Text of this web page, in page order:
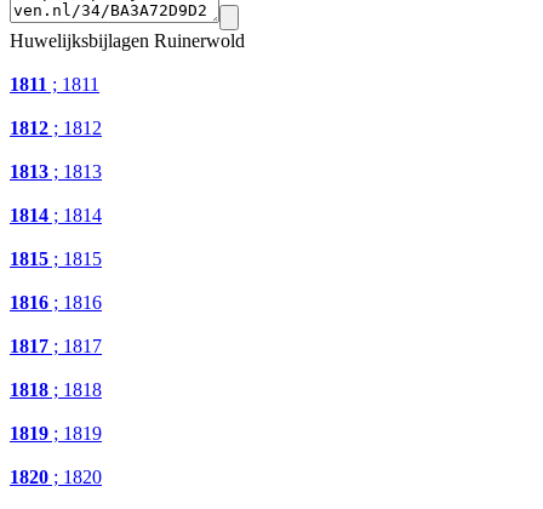
Huwelijksbijlagen Ruinerwold
1811 ; 1811
1812 ; 1812
1813 ; 1813
1814 ; 1814
1815 ; 1815
1816 ; 1816
1817 ; 1817
1818 ; 1818
1819 ; 1819
1820 ; 1820